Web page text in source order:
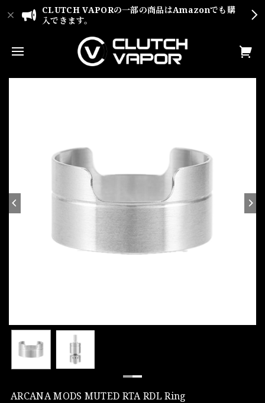
CLUTCH VAPORの一部の商品はAmazonでも購
入できます。
ARCANA MODS MUTED RTA RDL Ring